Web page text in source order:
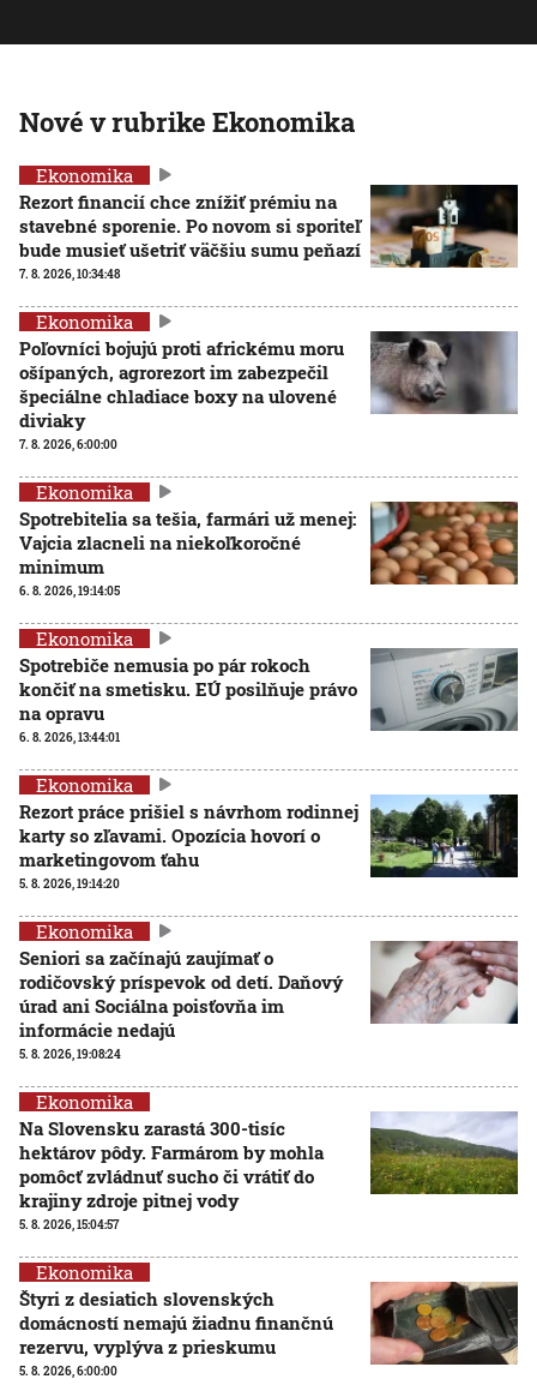
Nové v rubrike Ekonomika
Ekonomika
Rezort financií chce znížiť prémiu na
stavebné sporenie. Po novom si sporiteľ
bude musieť ušetriť väčšiu sumu peňazí
7. 8. 2026, 10:34:48
Ekonomika
Poľovníci bojujú proti africkému moru
ošípaných, agrorezort im zabezpečil
špeciálne chladiace boxy na ulovené
diviaky
7. 8. 2026, 6:00:00
Ekonomika
Spotrebitelia sa tešia, farmári už menej:
Vajcia zlacneli na niekoľkoročné
minimum
6. 8. 2026, 19:14:05
Ekonomika
Spotrebiče nemusia po pár rokoch
končiť na smetisku. EÚ posilňuje právo
na opravu
6. 8. 2026, 13:44:01
Ekonomika
Rezort práce prišiel s návrhom rodinnej
karty so zľavami. Opozícia hovorí o
marketingovom ťahu
5. 8. 2026, 19:14:20
Ekonomika
Seniori sa začínajú zaujímať o
rodičovský príspevok od detí. Daňový
úrad ani Sociálna poisťovňa im
informácie nedajú
5. 8. 2026, 19:08:24
Ekonomika
Na Slovensku zarastá 300-tisíc
hektárov pôdy. Farmárom by mohla
pomôcť zvládnuť sucho či vrátiť do
krajiny zdroje pitnej vody
5. 8. 2026, 15:04:57
Ekonomika
Štyri z desiatich slovenských
domácností nemajú žiadnu finančnú
rezervu, vyplýva z prieskumu
5. 8. 2026, 6:00:00